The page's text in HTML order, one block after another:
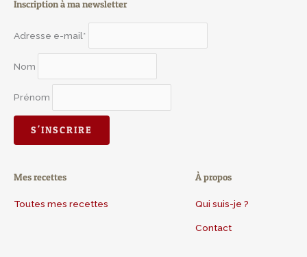
Inscription à ma newsletter
Adresse e-mail*
Nom
Prénom
Mes recettes
Toutes mes recettes
À propos
Qui suis-je ?
Contact